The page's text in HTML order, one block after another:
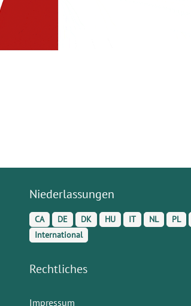
Niederlassungen
CA DE DK HU IT NL PL
International
Rechtliches
Impressum